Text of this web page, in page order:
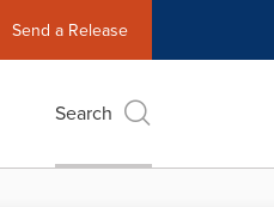
Send a Release
Search